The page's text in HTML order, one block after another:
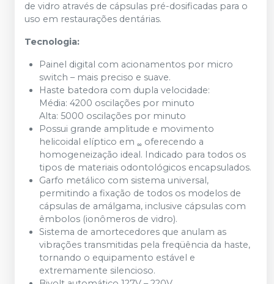
de vidro através de cápsulas pré-dosificadas para o
uso em restaurações dentárias.
Tecnologia:
Painel digital com acionamentos por micro
switch – mais preciso e suave.
Haste batedora com dupla velocidade:
Média: 4200 oscilações por minuto
Alta: 5000 oscilações por minuto
Possui grande amplitude e movimento
helicoidal elíptico em ∞ oferecendo a
homogeneização ideal. Indicado para todos os
tipos de materiais odontológicos encapsulados.
Garfo metálico com sistema universal,
permitindo a fixação de todos os modelos de
cápsulas de amálgama, inclusive cápsulas com
êmbolos (ionômeros de vidro).
Sistema de amortecedores que anulam as
vibrações transmitidas pela freqüência da haste,
tornando o equipamento estável e
extremamente silencioso.